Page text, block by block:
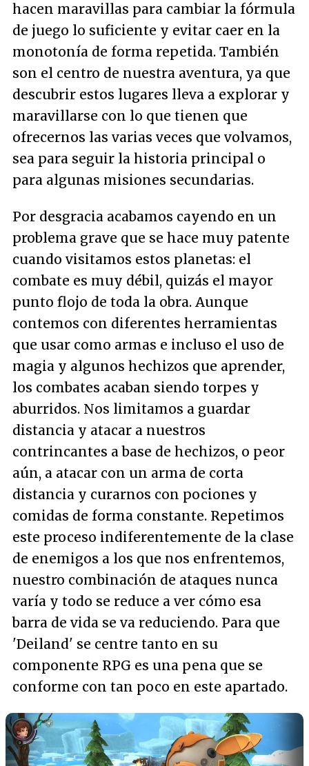
hacen maravillas para cambiar la fórmula
de juego lo suficiente y evitar caer en la
monotonía de forma repetida. También
son el centro de nuestra aventura, ya que
descubrir estos lugares lleva a explorar y
maravillarse con lo que tienen que
ofrecernos las varias veces que volvamos,
sea para seguir la historia principal o
para algunas misiones secundarias.
Por desgracia acabamos cayendo en un
problema grave que se hace muy patente
cuando visitamos estos planetas: el
combate es muy débil, quizás el mayor
punto flojo de toda la obra. Aunque
contemos con diferentes herramientas
que usar como armas e incluso el uso de
magia y algunos hechizos que aprender,
los combates acaban siendo torpes y
aburridos. Nos limitamos a guardar
distancia y atacar a nuestros
contrincantes a base de hechizos, o peor
aún, a atacar con un arma de corta
distancia y curarnos con pociones y
comidas de forma constante. Repetimos
este proceso indiferentemente de la clase
de enemigos a los que nos enfrentemos,
nuestro combinación de ataques nunca
varía y todo se reduce a ver cómo esa
barra de vida se va reduciendo. Para que
'Deiland' se centre tanto en su
componente RPG es una pena que se
conforme con tan poco en este apartado.